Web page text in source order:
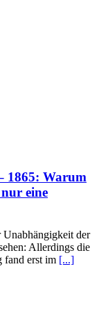
1865: Warum
eine
Unabhängigkeit der
Allerdings die
fand erst im [...]